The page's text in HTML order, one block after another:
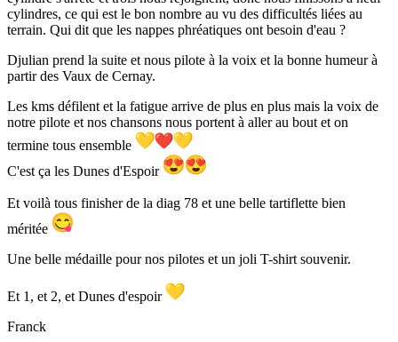
cylindres, ce qui est le bon nombre au vu des difficultés liées au
terrain. Qui dit que les nappes phréatiques ont besoin d'eau ?
Djulian prend la suite et nous pilote à la voix et la bonne humeur à
partir des Vaux de Cernay.
Les kms défilent et la fatigue arrive de plus en plus mais la voix de
notre pilote et nos chansons nous portent à aller au bout et on
termine tous ensemble
C'est ça les Dunes d'Espoir
Et voilà tous finisher de la diag 78 et une belle tartiflette bien
méritée
Une belle médaille pour nos pilotes et un joli T-shirt souvenir.
Et 1, et 2, et Dunes d'espoir
Franck